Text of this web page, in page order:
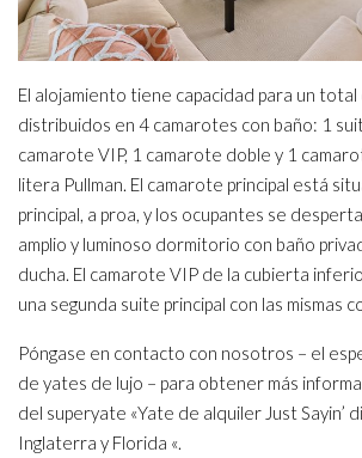
El alojamiento tiene capacidad para un
distribuidos en 4 camarotes con baño: 1
camarote VIP, 1 camarote doble y 1
litera Pullman. El camarote principal está
principal, a proa, y los ocupantes se
amplio y luminoso dormitorio con baño
ducha. El camarote VIP de la cubierta
una segunda suite principal con las mismas
Póngase en contacto con nosotros – el
de yates de lujo – para obtener más
del superyate «Yate de alquiler Just Sayin’
Inglaterra y Florida «.